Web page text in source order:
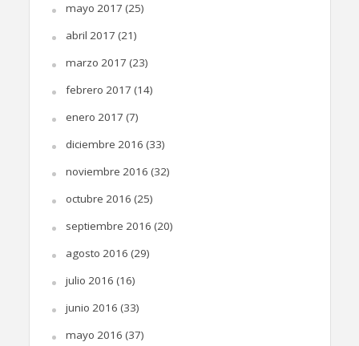
mayo 2017 (25)
abril 2017 (21)
marzo 2017 (23)
febrero 2017 (14)
enero 2017 (7)
diciembre 2016 (33)
noviembre 2016 (32)
octubre 2016 (25)
septiembre 2016 (20)
agosto 2016 (29)
julio 2016 (16)
junio 2016 (33)
mayo 2016 (37)